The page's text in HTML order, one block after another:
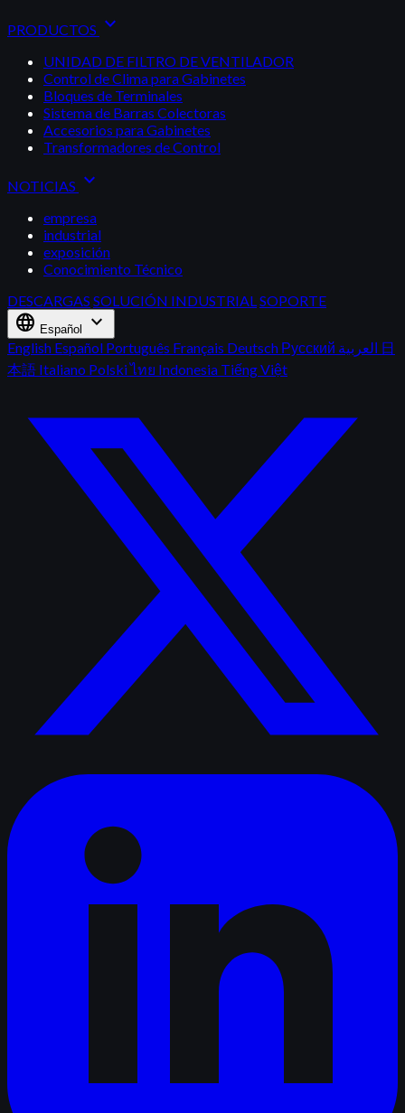
PRODUCTOS expand_more
UNIDAD DE FILTRO DE VENTILADOR
Control de Clima para Gabinetes
Bloques de Terminales
Sistema de Barras Colectoras
Accesorios para Gabinetes
Transformadores de Control
NOTICIAS expand_more
empresa
industrial
exposición
Conocimiento Técnico
DESCARGAS SOLUCIÓN INDUSTRIALSOPORTE
language Español expand_more
English Español Português Français Deutsch Русский
日
本語 Italiano Polskiไทย Indonesia Tiếng Việt